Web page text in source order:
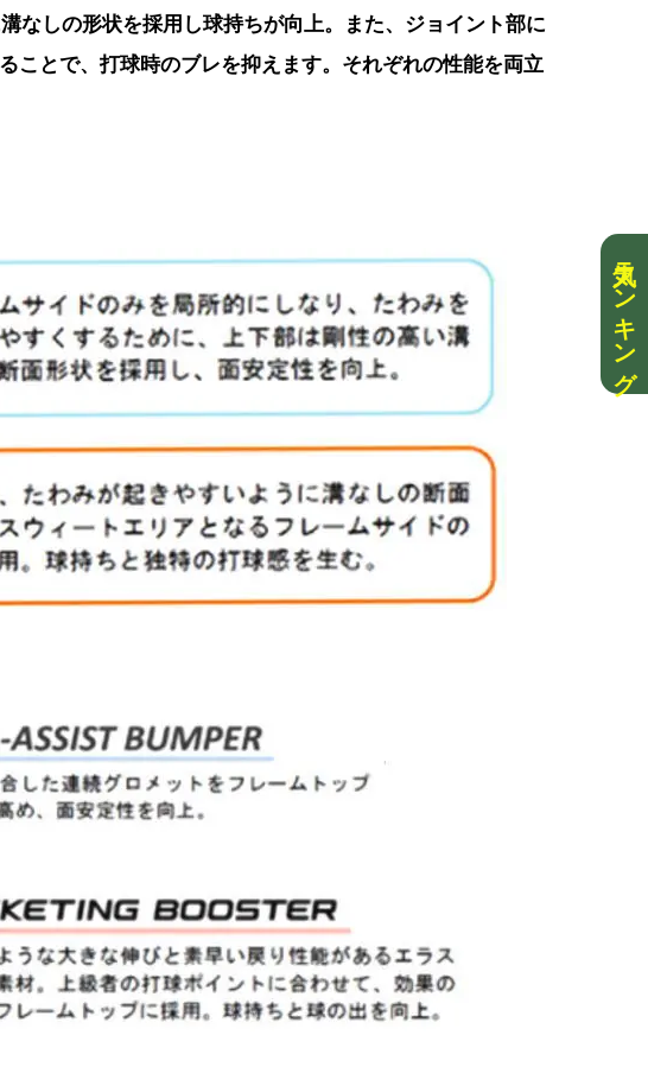
人気ランキング
なしの形状を採用し球持ちが向上。また、ジョイント部に
ことで、打球時のブレを抑えます。それぞれの性能を両立